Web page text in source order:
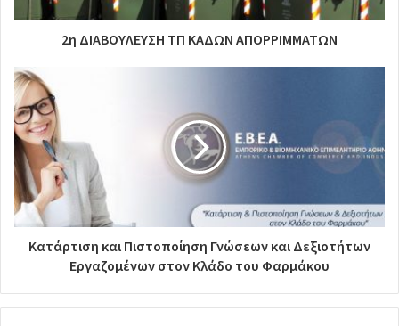
2η ΔΙΑΒΟΥΛΕΥΣΗ ΤΠ ΚΑΔΩΝ ΑΠΟΡΡΙΜΜΑΤΩΝ
Κατάρτιση και Πιστοποίηση Γνώσεων και Δεξιοτήτων
Εργαζομένων στον Κλάδο του Φαρμάκου